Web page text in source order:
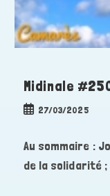
Midinale
Publication
27/03/2025
Au sommaire :
de la solidarité